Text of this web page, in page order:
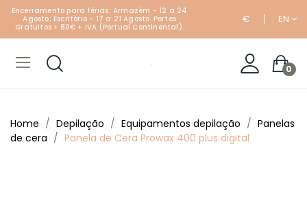
Encerramento para férias: Armazém - 12 a 24
Agosto; Escritório - 17 a 21 Agosto. Portes
Gratuitos > 80€ + IVA (Portual Continental).
€ EN
0
Home Depilação Equipamentos depilação
Panelas
de cera
Panela de Cera Prowax 400 plus digital